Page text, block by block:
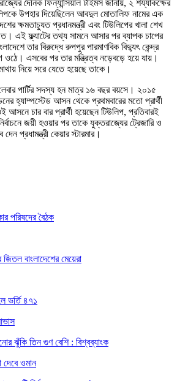
দৈনিক ফিন্যান্সিয়াল টাইমস জানায়, ২ শয্যাকক্ষের
উপহার দিয়েছিলেন আবদুল মোতালিফ নামের এক
ক্ষমতাচ্যুত প্রধানমন্ত্রী এবং টিউলিপের খালা শেখ
এই ফ্ল্যাটের তথ্য সামনে আসার পর ব্যাপক চাপের
তার বিরুদ্ধে রুপপুর পারমাণবিক বিদ্যুৎ কেন্দ্র
এসবের পর তার মন্ত্রিত্ব নড়েবড়ে হয়ে যায়।
নিয়ে সরে যেতে হয়েছে তাকে।
পার্টির সদস্য হন মাত্র ১৬ বছর বয়সে। ২০১৫
লন্ডনের হ্যাম্পস্টেড আসন থেকে প্রথমবারের মতো প্রার্থী
চার বার প্রার্থী হয়েছেন টিউলিপ, প্রতিবারই
জয়ী হওয়ার পর তাকে যুক্তরাজ্যের ট্রেজারি ও
প্রধামন্ত্রী কেয়ার স্টারমার।
পরিষদের বৈঠক
জিতল বাংলাদেশের মেয়েরা
ভর্তি ৪৭১
ঝুঁকি তিন গুণ বেশি : বিশ্বব্যাংক
দেবে ওমান